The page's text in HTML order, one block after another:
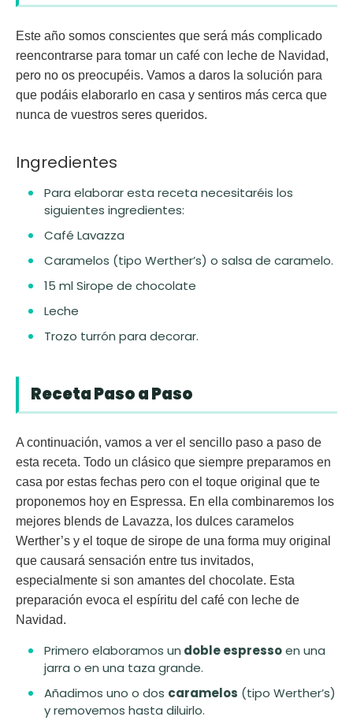
Este año somos conscientes que será más complicado
reencontrarse para tomar un café con leche de Navidad,
pero no os preocupéis. Vamos a daros la solución para
que podáis elaborarlo en casa y sentiros más cerca que
nunca de vuestros seres queridos.
Ingredientes
Para elaborar esta receta necesitaréis los
siguientes ingredientes:
Café Lavazza
Caramelos (tipo Werther’s) o salsa de caramelo.
15 ml Sirope de chocolate
Leche
Trozo turrón para decorar.
Receta Paso a Paso
A continuación, vamos a ver el sencillo paso a paso de
esta receta. Todo un clásico que siempre preparamos en
casa por estas fechas pero con el toque original que te
proponemos hoy en Espressa. En ella combinaremos los
mejores blends de Lavazza, los dulces caramelos
Werther’s y el toque de sirope de una forma muy original
que causará sensación entre tus invitados,
especialmente si son amantes del chocolate. Esta
preparación evoca el espíritu del café con leche de
Navidad.
Primero elaboramos un doble espressoen una
jarra o en una taza grande.
Añadimos uno o dos caramelos (tipo Werther’s)
y removemos hasta diluirlo.